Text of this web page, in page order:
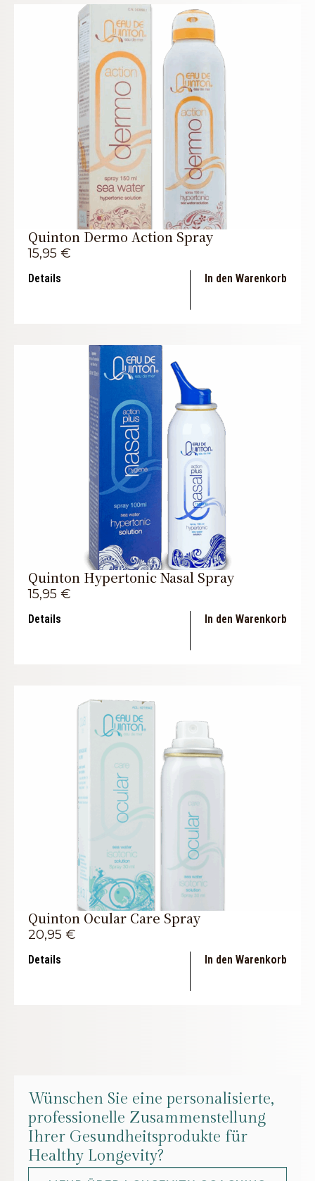
Quinton Dermo Action Spray
15,95 €
Details In den Warenkorb
Quinton Hypertonic Nasal Spray
15,95 €
Details In den Warenkorb
Quinton Ocular Care Spray
20,95 €
Details In den Warenkorb
Wünschen Sie eine personalisierte,
professionelle Zusammenstellung
Ihrer Gesundheitsprodukte für
Healthy Longevity?